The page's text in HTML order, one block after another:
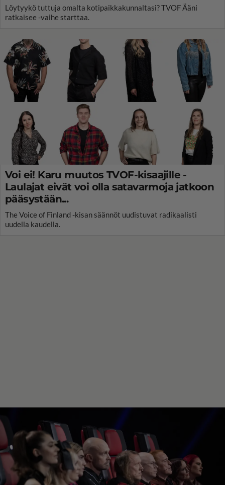
Löytyykö tuttuja omalta kotipaikkakunnaltasi? TVOF Ääni
ratkaisee -vaihe starttaa.
Voi ei! Karu muutos TVOF-kisaajille -
Laulajat eivät voi olla satavarmoja jatkoon
pääsystään...
The Voice of Finland -kisan säännöt uudistuvat radikaalisti
uudella kaudella.